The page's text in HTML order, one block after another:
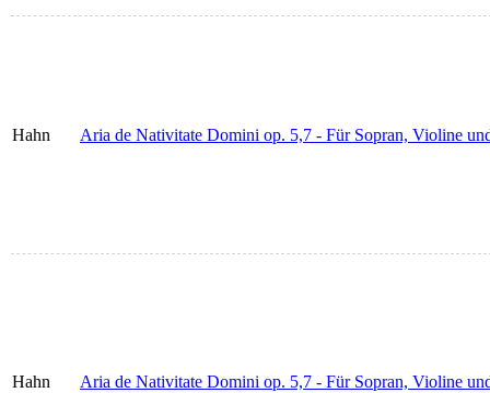
Hahn Aria de Nativitate Domini op. 5,7 - Für Sopran, Violine
Hahn Aria de Nativitate Domini op. 5,7 - Für Sopran, Violine